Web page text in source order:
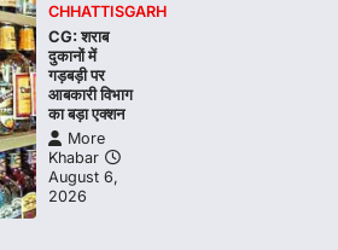
CHHATTISGARH
CG: शराब
दुकानों में
गड़बड़ी पर
आबकारी विभाग
का बड़ा एक्शन
More
Khabar
August 6,
2026